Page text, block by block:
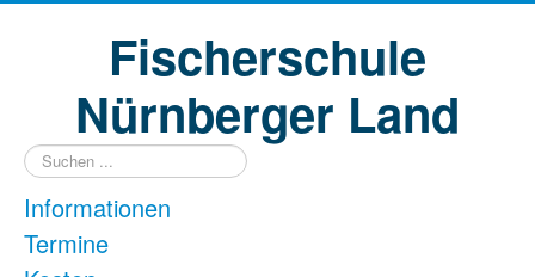
Fischerschule
Nürnberger Land
Suchen
...
Informationen
Termine